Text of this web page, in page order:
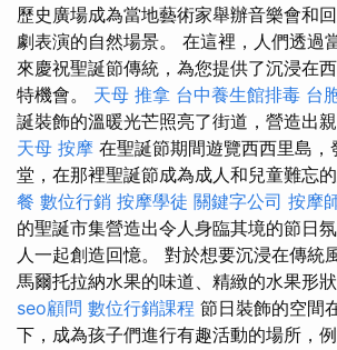
歷史廣場成為當地藝術家舉辦音樂會和
劇表演的自然場景。 在這裡，人們透過
來慶祝聖誕節傳統，為您提供了沉浸在
特機會。 天母 推拿 台中養生館排毒 台
誕裝飾的溫暖光芒照亮了街道，營造出親
天母 按摩 在聖誕節期間遊覽西西里島，
堂，在那裡聖誕節成為成人和兒童難忘的
餐 數位行銷 按摩學徒 關鍵字公司 按摩
的聖誕市集營造出令人身臨其境的節日
人一起創造回憶。 對於想要沉浸在傳統
馬爾托拉納水果的味道、精緻的水果形狀
seo顧問 數位行銷課程 節日裝飾的空間
下，成為孩子們進行有趣活動的場所，